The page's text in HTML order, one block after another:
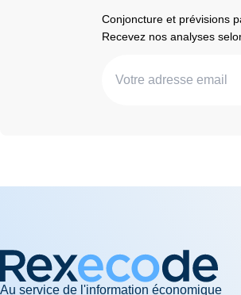
Conjoncture et prévisions
Recevez nos analyses
Au service de l'information économique